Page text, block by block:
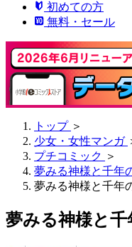
初めての方
無料・セール
トップ ＞
少女・女性マンガ
プチコミック ＞
夢みる神様と千年
夢みる神様と千年
夢みる神様と